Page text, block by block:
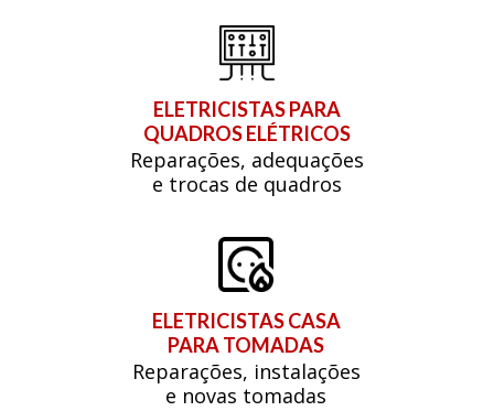
ELETRICISTAS PARA
QUADROS ELÉTRICOS
Reparações, adequações
e trocas de quadros
ELETRICISTAS CASA
PARA TOMADAS
Reparações, instalações
e novas tomadas